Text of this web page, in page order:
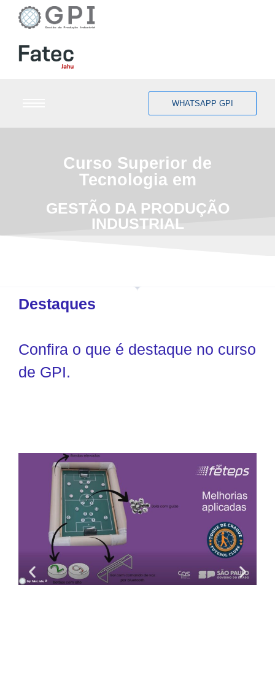
WHATSAPP GPI
Curso Superior de
Tecnologia em
GESTÃO DA PRODUÇÃO
INDUSTRIAL
Destaques
Confira o que é destaque no curso
de GPI.